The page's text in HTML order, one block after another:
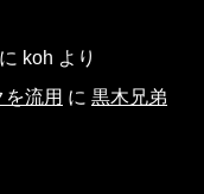
に koh より
流用 に 黒木兄弟